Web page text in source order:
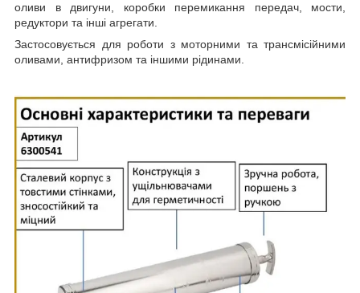
оливи в двигуни, коробки перемикання передач, мости,
редуктори та інші агрегати.
Застосовується для роботи з моторними та трансмісійними
оливами, антифризом та іншими рідинами.